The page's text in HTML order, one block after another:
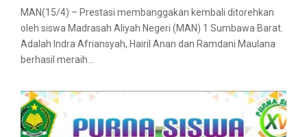
MAN(15/4) – Prestasi membanggakan kembali ditorehkan
oleh siswa Madrasah Aliyah Negeri (MAN) 1 Sumbawa Barat.
Adalah Indra Afriansyah, Hairil Anan dan Ramdani Maulana
berhasil meraih...